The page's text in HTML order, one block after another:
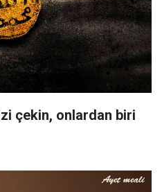
çekin, onlardan biri